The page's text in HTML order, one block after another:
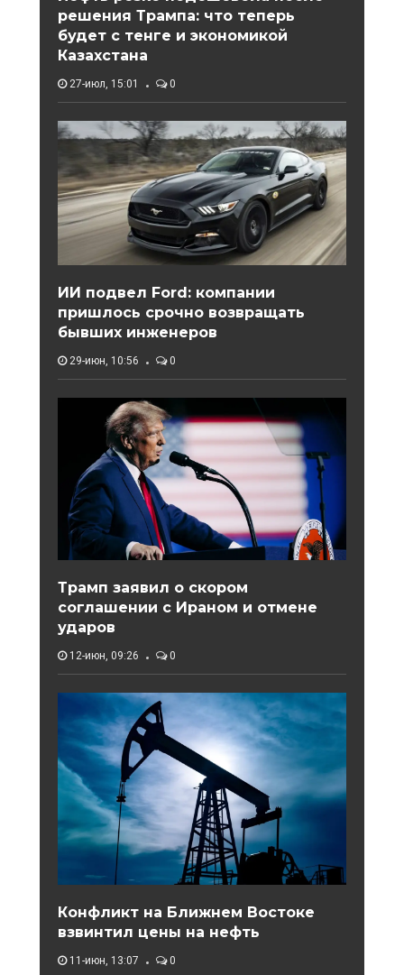
решения Трампа: что теперь
будет с тенге и экономикой
Казахстана
27-июл, 15:01 0
ИИ подвел Ford: компании
пришлось срочно возвращать
бывших инженеров
29-июн, 10:56 0
Трамп заявил о скором
соглашении с Ираном и отмене
ударов
12-июн, 09:26 0
Конфликт на Ближнем Востоке
взвинтил цены на нефть
11-июн, 13:07 0